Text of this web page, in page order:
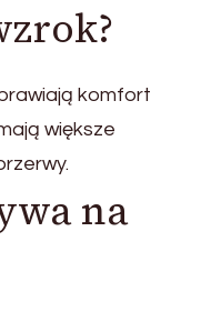
komfort
większe
na